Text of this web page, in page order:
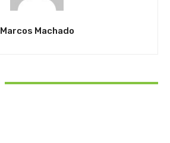
Marcos Machado